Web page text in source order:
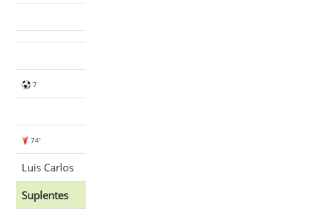
7
74'
Luis Carlos
Suplentes